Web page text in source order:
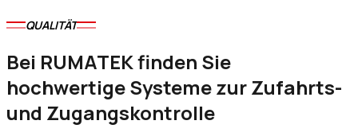
QUALITÄT
Bei RUMATEK finden Sie
hochwertige Systeme zur Zufahrts-
und Zugangskontrolle